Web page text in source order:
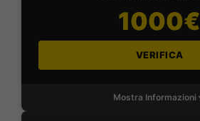
1000€
VERIFICA
Mostra Informazioni